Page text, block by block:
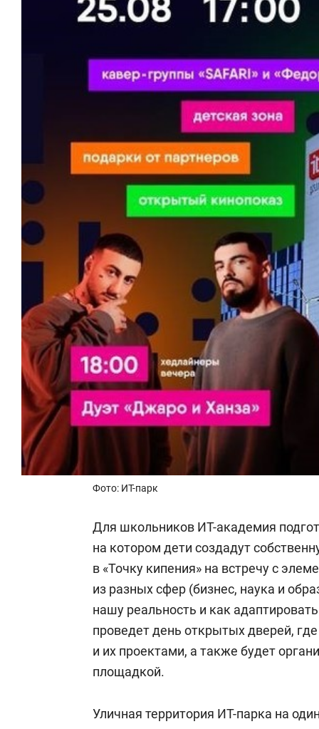
Фото: ИТ-парк
Для школьников ИТ-академия
на котором дети создадут
в «Точку кипения» на встречу с
из разных сфер (бизнес, наука и
нашу реальность и как
проведет день открытых дверей,
и их проектами, а также будет
площадкой.
Уличная территория ИТ-парка на